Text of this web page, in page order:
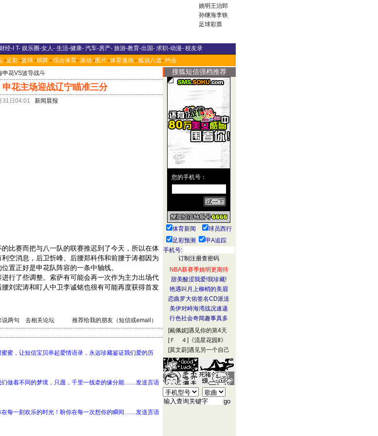
姚明王治郅
孙继海李铁
足球彩票
财经-I T- 娱乐圈-女人- 生活-健康- 汽车-房产- 旅游-教育-出国- 求职-动漫- 校友录
-足彩 -篮球 -棋牌 - 综合体育- 滚动 -图片 -体育漫画 - 狐说八道- 约会
申花VS波导战斗
花主场迎战辽宁瞄准三分
31日04:01 新闻晨报
比赛而把与八一队的联赛推迟到了今天，所以在体
空消息，后卫忻峰、后腰郑科伟和前腰于涛都因为
置正好是申花队阵容的一条中轴线。
了些调整。索萨有可能会再一次作为主力出场代
刘宏涛和盯人中卫李诚铭也很有可能再度获得首发
说两句 去相关论坛 推荐给我的朋友（短信或email）
蜜，让短信宝贝串起爱情语录，永远珍藏鉴证我们爱的历
们做着不同的梦境，只愿，千里一线牵的缘分能……发送言语
在每一刻欢乐的时光！盼你在每一次想你的瞬间……发送言语
搜狐短信强档推荐
体育新闻
球员西行
足彩预测
甲A追踪
手机号:
NBA新赛季姚明更期待
甜美酸涩我爱!我珍藏!
艳遇叫月上柳梢的美眉
恋曲罗大佑签名CD派送
美伊对峙海湾战况速递
行色社会奇闻趣事真多
[戴佩妮]遇见你的第4天
[Ｆ ４] 《流星花园Ⅱ》
[莫文蔚]遇见另一个自己